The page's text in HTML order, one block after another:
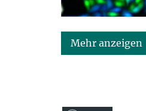
Mehr anzeigen